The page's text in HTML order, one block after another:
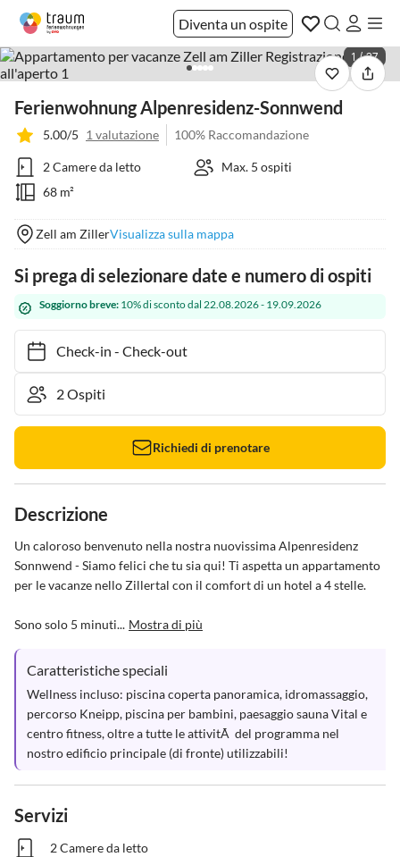
Diventa un ospite
1 / 37
Ferienwohnung Alpenresidenz-Sonnwend
5.00/5 1 valutazione 100% Raccomandazione
2 Camere da letto
Max. 5 ospiti
68 m²
Zell am ZillerVisualizza sulla mappa
Si prega di selezionare date e numero di ospiti
Soggiorno breve: 10% di sconto dal 22.08.2026 - 19.09.2026
Check-in- Check-out
Richiedi di prenotare
Descrizione
Un caloroso benvenuto nella nostra nuovissima Alpenresidenz
Sonnwend - Siamo felici che tu sia qui! Ti aspetta un appartamento
per le vacanze nello Zillertal con il comfort di un hotel a 4 stelle.
Sono solo 5 minuti... Mostra di più
Caratteristiche speciali
Wellness incluso: piscina coperta panoramica, idromassaggio,
percorso Kneipp, piscina per bambini, paesaggio sauna Vital e
centro fitness, oltre a tutte le attivitÃ  del programma nel
nostro edificio principale (di fronte) utilizzabili!
Servizi
2 Camere da letto